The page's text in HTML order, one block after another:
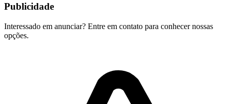
Publicidade
Interessado em anunciar? Entre em contato para conhecer nossas
opções.